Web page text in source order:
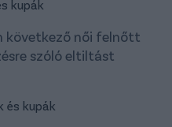
kupák
következő női felnőtt
szóló eltiltást
és kupák